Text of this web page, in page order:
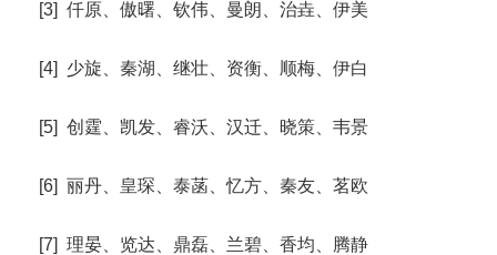
[3] 仟原、傲曙、钦伟、曼朗、治垚、伊美
[4] 少旋、秦湖、继壮、资衡、顺梅、伊白
[5] 创霆、凯发、睿沃、汉迁、晓策、韦景
[6] 丽丹、皇琛、泰菡、忆方、秦友、茗欧
[7] 理晏、览达、鼎磊、兰碧、香均、腾静